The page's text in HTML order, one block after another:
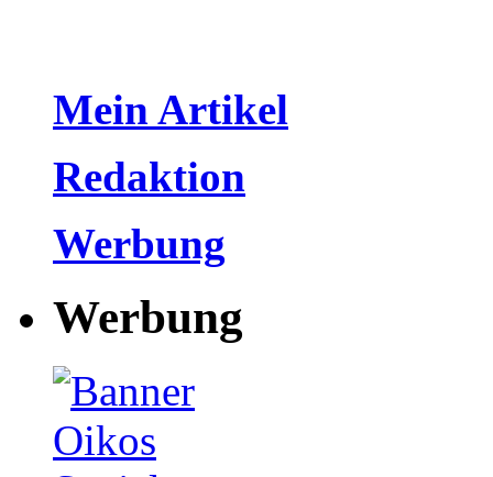
Mein Artikel
Redaktion
Werbung
Werbung